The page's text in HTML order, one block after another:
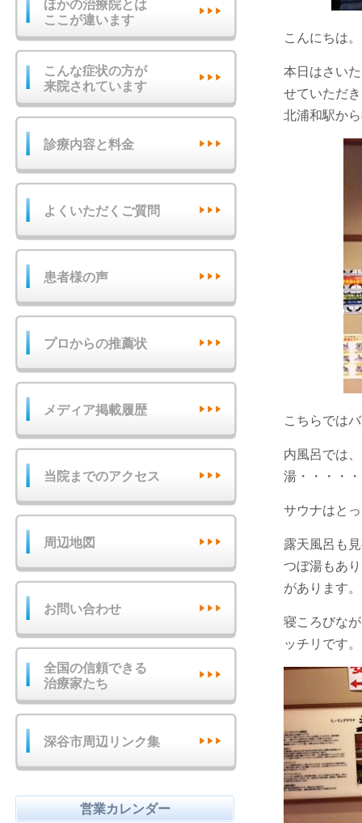
こんにちは。
本日はさい
せていただ
北浦和駅か
こちらでは
内風呂では
湯・・・・
サウナはと
露天風呂も
つぼ湯もあ
があります。
寝ころびな
ッチリです。
ほかの治療院とは
ここが違います
こんな症状の方が
来院されています
診療内容と料金
よくいただくご質問
患者様の声
プロからの推薦状
メディア掲載履歴
当院までのアクセス
周辺地図
お問い合わせ
全国の信頼できる
治療家たち
深谷市周辺リンク集
営業カレンダー